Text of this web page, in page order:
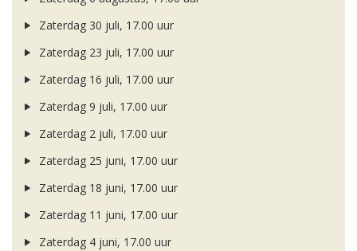
Zaterdag 30 juli, 17.00 uur
Zaterdag 23 juli, 17.00 uur
Zaterdag 16 juli, 17.00 uur
Zaterdag 9 juli, 17.00 uur
Zaterdag 2 juli, 17.00 uur
Zaterdag 25 juni, 17.00 uur
Zaterdag 18 juni, 17.00 uur
Zaterdag 11 juni, 17.00 uur
Zaterdag 4 juni, 17.00 uur